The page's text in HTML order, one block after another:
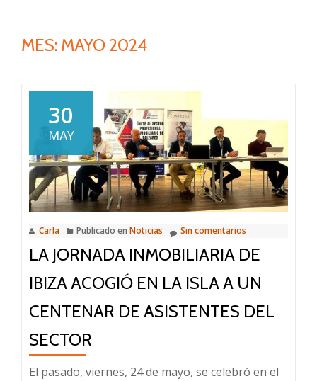
MES: MAYO 2024
30
MAY
Carla Publicado en Noticias Sin comentarios
LA JORNADA INMOBILIARIA DE
IBIZA ACOGIÓ EN LA ISLA A UN
CENTENAR DE ASISTENTES DEL
SECTOR
El pasado, viernes, 24 de mayo, se celebró en el